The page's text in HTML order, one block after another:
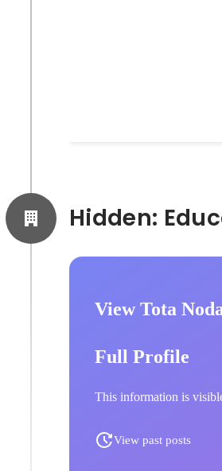
View Tota
Full Profile
This information is
View past posts